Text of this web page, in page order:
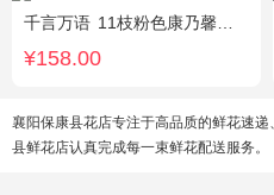
千言万语 11枝粉色康乃馨，栀子叶间插丰满
¥158.00
襄阳保康县花店专注于高品质的鲜花速
县鲜花店认真完成每一束鲜花配送服务。